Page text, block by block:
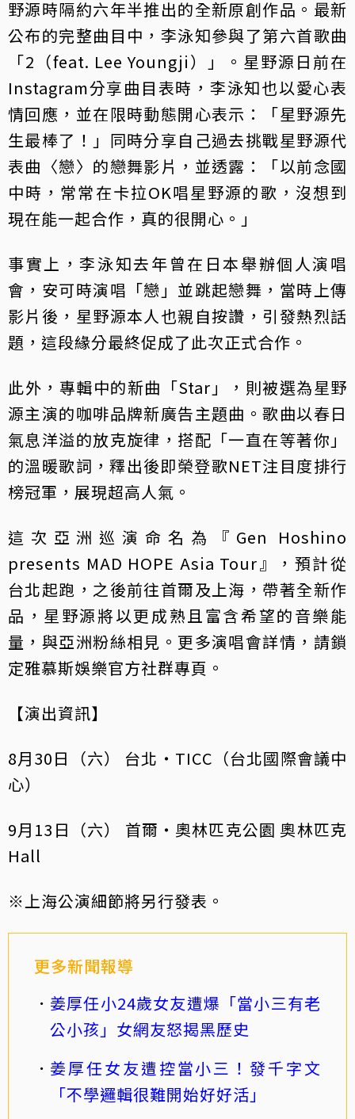
野源時隔約六年半推出的全新原創作品。最新
公布的完整曲目中，李泳知參與了第六首歌曲
「2（feat. Lee Youngji）」。星野源日前在
Instagram分享曲目表時，李泳知也以愛心表
情回應，並在限時動態開心表示：「星野源先
生最棒了！」同時分享自己過去挑戰星野源代
表曲〈戀〉的戀舞影片，並透露：「以前念國
中時，常常在卡拉OK唱星野源的歌，沒想到
現在能一起合作，真的很開心。」
事實上，李泳知去年曾在日本舉辦個人演唱
會，安可時演唱「戀」並跳起戀舞，當時上傳
影片後，星野源本人也親自按讚，引發熱烈話
題，這段緣分最終促成了此次正式合作。
此外，專輯中的新曲「Star」，則被選為星野
源主演的咖啡品牌新廣告主題曲。歌曲以春日
氣息洋溢的放克旋律，搭配「一直在等著你」
的溫暖歌詞，釋出後即榮登歌NET注目度排行
榜冠軍，展現超高人氣。
這次亞洲巡演命名為『Gen Hoshino
presents MAD HOPE Asia Tour』，預計從
台北起跑，之後前往首爾及上海，帶著全新作
品，星野源將以更成熟且富含希望的音樂能
量，與亞洲粉絲相見。更多演唱會詳情，請鎖
定雅慕斯娛樂官方社群專頁。
【演出資訊】
8月30日（六） 台北・TICC（台北國際會議中
心）
9月13日（六） 首爾・奧林匹克公園 奧林匹克
Hall
※上海公演細節將另行發表。
更多新聞報導
姜厚任小24歲女友遭爆「當小三有老
公小孩」女網友怒揭黑歷史
姜厚任女友遭控當小三！發千字文
「不學邏輯很難開始好好活」